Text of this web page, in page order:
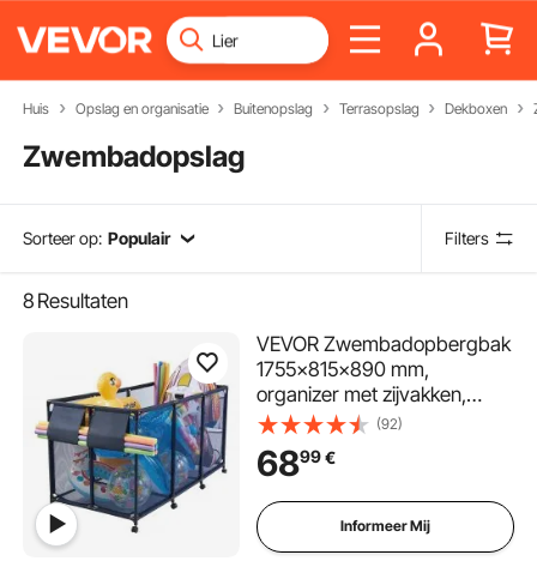
Huis Opslag en organisatie Buitenopslag Terrasopslag Dekboxen
Zwembadopslag
Sorteer op: Populair Filters
8 Resultaten
VEVOR Zwembadopbergbak
1755x815x890 mm,
organizer met zijvakken,
metalen frame, gaasmand,
opbergdoos, opbergmand,
opbergwagen voor
(92)
6899€
Informeer Mij